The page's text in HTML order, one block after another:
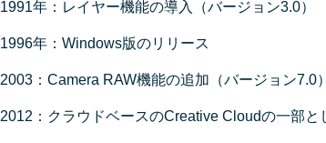
1991年：レイヤー機能の導入（バージョン3.0）
1996年：Windows版のリリース
2003：Camera RAW機能の追加（バージョン7.0）
2012：クラウドベースのCreative Cloudの一部と